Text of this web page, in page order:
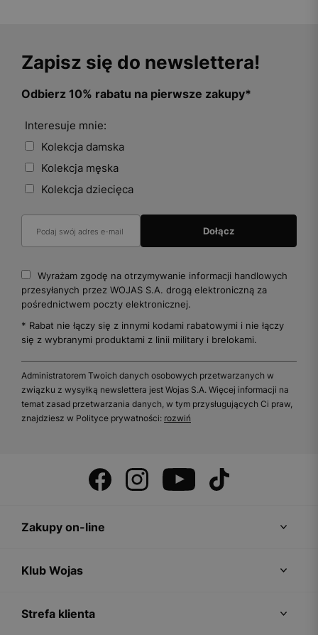
Zapisz się do newslettera!
Odbierz 10% rabatu na pierwsze zakupy*
Interesuje mnie:
Kolekcja damska
Kolekcja męska
Kolekcja dziecięca
Wyrażam zgodę na otrzymywanie informacji handlowych
przesyłanych przez WOJAS S.A. drogą elektroniczną za
pośrednictwem poczty elektronicznej.
* Rabat nie łączy się z innymi kodami rabatowymi i nie łączy
się z wybranymi produktami z linii military i brelokami.
Administratorem Twoich danych osobowych przetwarzanych w
związku z wysyłką newslettera jest Wojas S.A. Więcej informacji na
temat zasad przetwarzania danych, w tym przysługujących Ci praw,
znajdziesz w Polityce prywatności: rozwiń
Zakupy on-line
Klub Wojas
Strefa klienta